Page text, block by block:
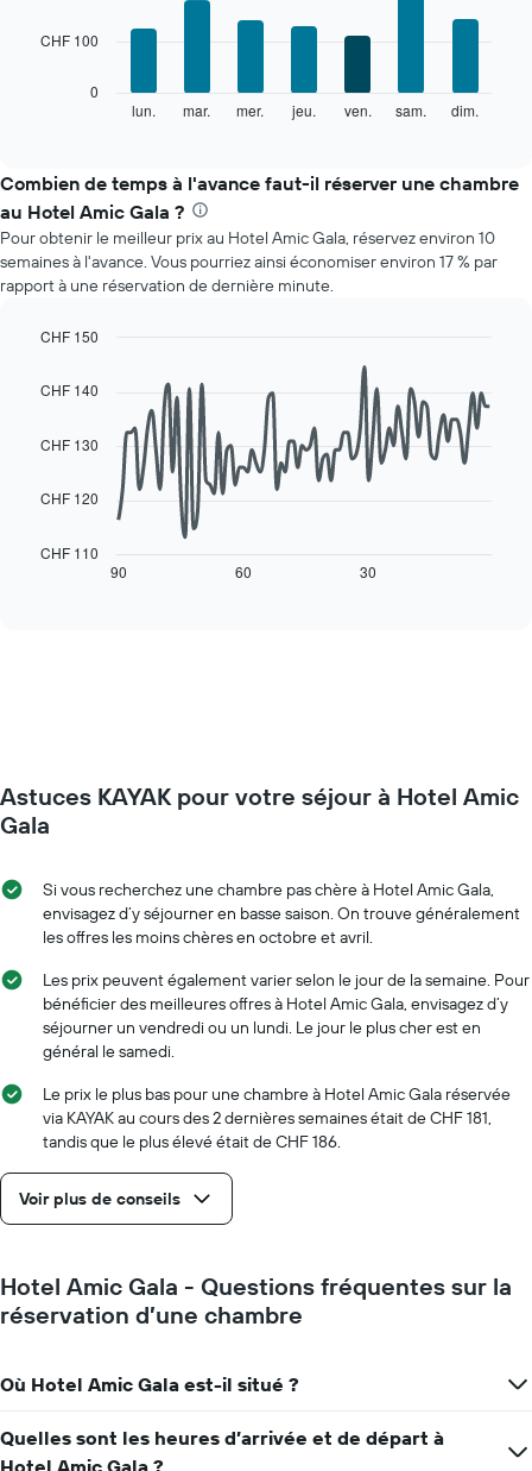
bars.
indique
le
prix
moyen
d'une
chambre
jour
le
graphique,
axe
indiquent
de
le
prix
moyen
chambre
lun. mar. mer. jeu. ven. sam. dim.
0
CHF 100
Combien de temps à l'avance faut-il réserver une chambre
au Hotel Amic Gala ?
Pour obtenir le meilleur prix au Hotel Amic Gala, réservez environ 10
semaines à l'avance. Vous pourriez ainsi économiser environ 17 % par
rapport à une réservation de dernière minute.
with
data
points.
Le
ci-
la
date
Sur
le
graphique,
axe
indiquent
le
nombre
de
jours
avant
séjour
Sur
le
axe
Y
prix
moyen
d'une
chambre
90 60 30
CHF 110
CHF 120
CHF 130
CHF 140
CHF 150
Astuces KAYAK pour votre séjour à Hotel Amic
Gala
Si vous recherchez une chambre pas chère à Hotel Amic Gala,
envisagez d’y séjourner en basse saison. On trouve généralement
les offres les moins chères en octobre et avril.
Les prix peuvent également varier selon le jour de la semaine. Pour
bénéficier des meilleures offres à Hotel Amic Gala, envisagez d’y
séjourner un vendredi ou un lundi. Le jour le plus cher est en
général le samedi.
Le prix le plus bas pour une chambre à Hotel Amic Gala réservée
via KAYAK au cours des 2 dernières semaines était de CHF 181,
tandis que le plus élevé était de CHF 186.
Voir plus de conseils
Hotel Amic Gala - Questions fréquentes sur la
réservation d’une chambre
Où Hotel Amic Gala est-il situé ?
Quelles sont les heures d’arrivée et de départ à
Hotel Amic Gala ?